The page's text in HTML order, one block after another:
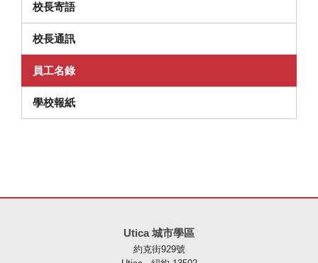
校長寄語
校長通訊
員工名錄
學校報紙
Utica 城市學區
約克街929號